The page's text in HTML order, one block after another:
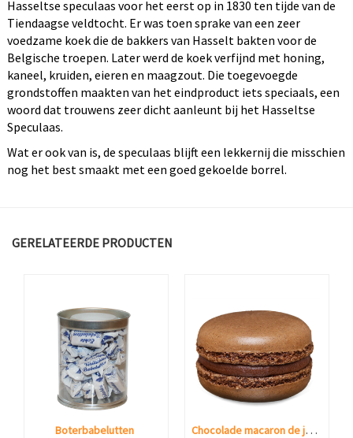
Hasseltse speculaas voor het eerst op in 1830 ten tijde van de
Tiendaagse veldtocht. Er was toen sprake van een zeer
voedzame koek die de bakkers van Hasselt bakten voor de
Belgische troepen. Later werd de koek verfijnd met honing,
kaneel, kruiden, eieren en maagzout. Die toegevoegde
grondstoffen maakten van het eindproduct iets speciaals, een
woord dat trouwens zeer dicht aanleunt bij het Hasseltse
Speculaas.
Wat er ook van is, de speculaas blijft een lekkernij die misschien
nog het best smaakt met een goed gekoelde borrel.
GERELATEERDE PRODUCTEN
Boterbabelutten Chocolade macaron de jean-pierre